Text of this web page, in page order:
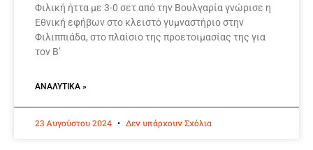
Φιλική ήττα με 3-0 σετ από την Βουλγαρία γνώρισε η
Εθνική εφήβων στο κλειστό γυμναστήριο στην
Φιλιππιάδα, στο πλαίσιο της προετοιμασίας της για
τον Β’
ΑΝΑΛΥΤΙΚΆ »
23 Αυγούστου 2024 Δεν υπάρχουν Σχόλια